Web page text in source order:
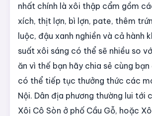
nhất chính là xôi thập cẩm gồm
xích, thịt lợn, bì lợn, pate, thêm
luộc, đậu xanh nghiền và cả hành
suất xôi sáng có thể sẽ nhiều so
ăn vì thế bạn hãy chia sẻ cùng
có thể tiếp tục thưởng thức các
Nội. Dân địa phương thường lui tới
Xôi Cô Sòn ở phố Cầu Gỗ, hoặc